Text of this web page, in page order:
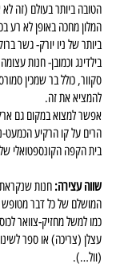
הטובה ביותר בעולם (זה
המלון מחכה באופן לא רע
ביותר של ניו יורק- גשר
בילדינג וכמובן- חנות
סקוור, כולל בר שמכין
להמציא את זה.
אפשר למצוא במקום גם
הרים על קו הרקיע הכמעט-
בית הקפה הקונספטואלי
שווה עצירה: חנות שנקראת
המושלם של כל דבר
כמו למשל מחזיק-צוואר
עצלן (צריכה) או ספר
(וול…).